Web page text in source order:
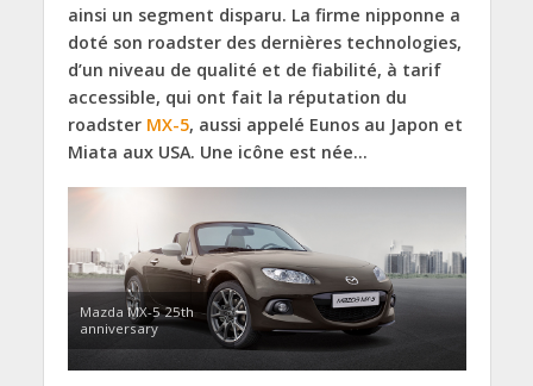
ainsi un segment disparu. La firme nipponne a
doté son roadster des dernières technologies,
d’un niveau de qualité et de fiabilité, à tarif
accessible, qui ont fait la réputation du
roadster MX-5, aussi appelé Eunos au Japon et
Miata aux USA. Une icône est née…
Mazda MX-5 25th
anniversary